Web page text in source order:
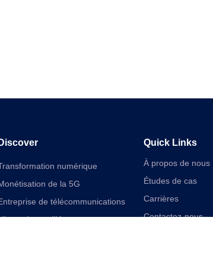
Discover
numérique
de la 5G
de télécommunications
par l’IA
Quick Links
À propos de nous
Études de cas
Carrières
Contactez-nous